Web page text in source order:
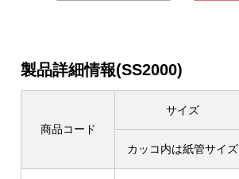
製品詳細情報(SS2000)
商品コード
サイズ
カッコ内は紙管サイズ